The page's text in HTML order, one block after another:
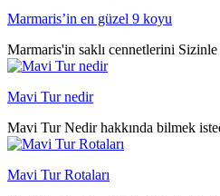
Marmaris’in en güzel 9 koyu
Marmaris'in saklı cennetlerini
Mavi Tur nedir
Mavi Tur Nedir hakkında bilmek
Mavi Tur Rotaları